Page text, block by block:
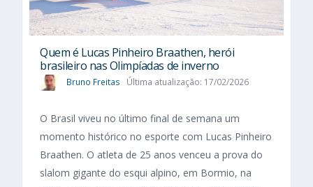
Quem é Lucas Pinheiro Braathen, herói
brasileiro nas Olimpíadas de inverno
Bruno Freitas Última atualização: 17/02/2026
O Brasil viveu no último final de semana um
momento histórico no esporte com Lucas Pinheiro
Braathen. O atleta de 25 anos venceu a prova do
slalom gigante do esqui alpino, em Bormio, na